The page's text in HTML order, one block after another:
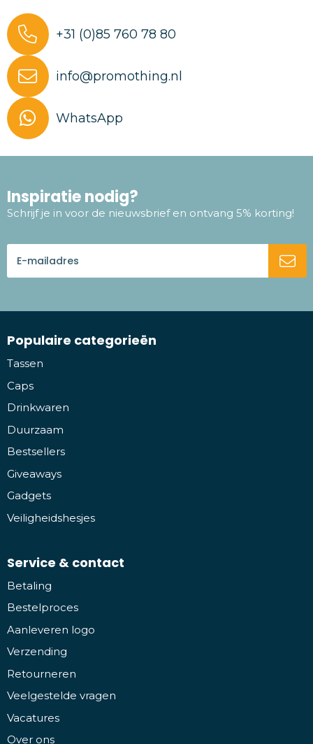
+31 (0)85 760 78 80
info@promothing.nl
WhatsApp
Inspiratie nodig?
Schrijf je in voor de nieuwsbrief en ontvang 5% korting!
Populaire categorieën
Tassen
Caps
Drinkwaren
Duurzaam
Bestsellers
Giveaways
Gadgets
Veiligheidshesjes
Service & contact
Betaling
Bestelproces
Aanleveren logo
Verzending
Retourneren
Veelgestelde vragen
Vacatures
Over ons